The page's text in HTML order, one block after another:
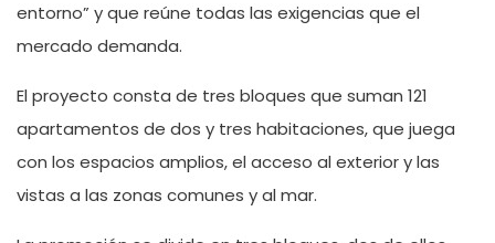
entorno” y que reúne todas las exigencias que el
mercado demanda.
El proyecto consta de tres bloques que suman 121
apartamentos de dos y tres habitaciones, que juega
con los espacios amplios, el acceso al exterior y las
vistas a las zonas comunes y al mar.